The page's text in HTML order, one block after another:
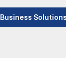
Business Solutions